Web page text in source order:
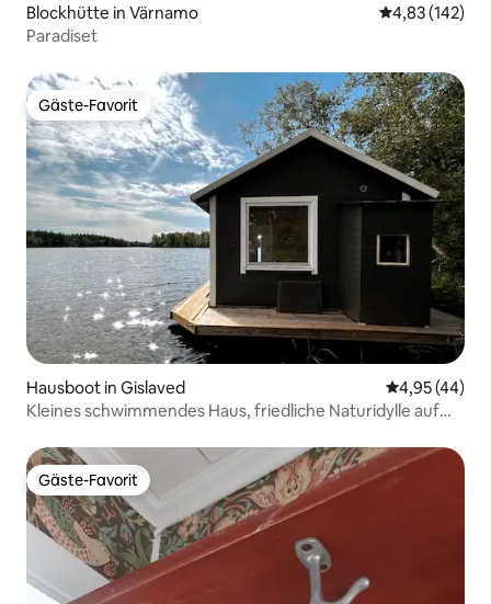
Blockhütte in Värnamo
4,83 (142)
Paradiset
Gäste-Favorit
Gäste-Favorit
Hausboot in Gislaved
4,95 (44)
Kleines schwimmendes Haus, friedliche Naturidylle auf
Gäste-Favorit
Gäste-Favorit